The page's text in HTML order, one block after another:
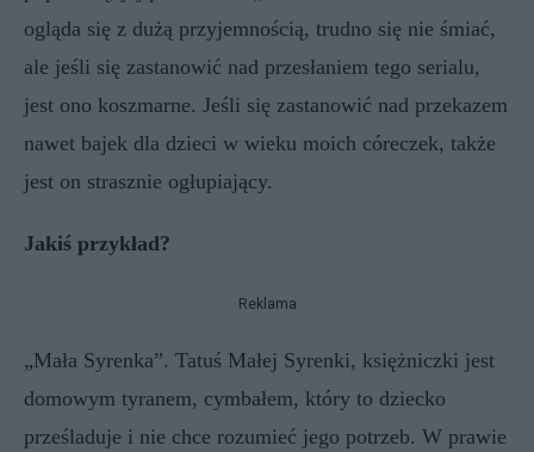
ogląda się z dużą przyjemnością, trudno się nie śmiać,
ale jeśli się zastanowić nad przesłaniem tego serialu,
jest ono koszmarne. Jeśli się zastanowić nad przekazem
nawet bajek dla dzieci w wieku moich córeczek, także
jest on strasznie ogłupiający.
Jakiś przykład?
Reklama
„Mała Syrenka”. Tatuś Małej Syrenki, księżniczki jest
domowym tyranem, cymbałem, który to dziecko
prześladuje i nie chce rozumieć jego potrzeb. W prawie